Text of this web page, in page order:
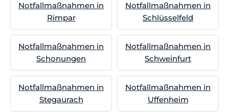
Notfallmaßnahmen in
Rimpar
Notfallmaßnahmen in
Schlüsselfeld
Notfallmaßnahmen in
Schonungen
Notfallmaßnahmen in
Schweinfurt
Notfallmaßnahmen in
Stegaurach
Notfallmaßnahmen in
Uffenheim